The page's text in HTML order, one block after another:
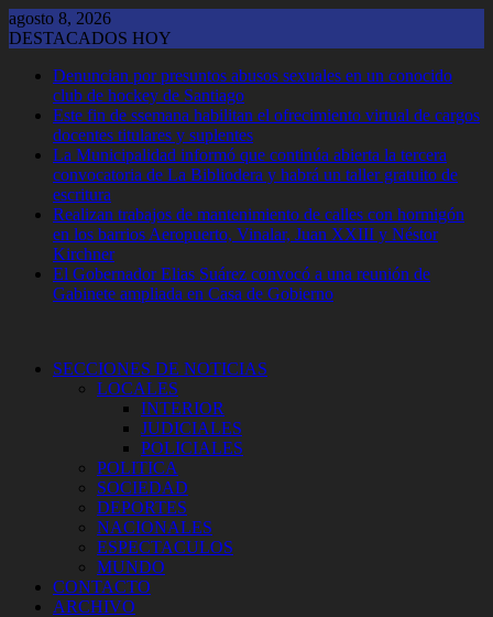
Saltar
al
agosto 8, 2026
DESTACADOS HOY
Denuncian por presuntos abusos sexuales en un conocido
club de hockey de Santiago
Este fin de ssemana habilitan el ofrecimiento virtual de cargos
docentes titulares y suplentes
La Municipalidad informó que continúa abierta la tercera
convocatoria de La Bibliodera y habrá un taller gratuito de
escritura
Realizan trabajos de mantenimiento de calles con hormigón
en los barrios Aeropuerto, Vinalar, Juan XXIII y Néstor
Kirchner
El Gobernador Elias Suárez convocó a una reunión de
Gabinete ampliada en Casa de Gobierno
SECCIONES DE NOTICIAS
LOCALES
INTERIOR
JUDICIALES
POLICIALES
POLITICA
SOCIEDAD
DEPORTES
NACIONALES
ESPECTACULOS
MUNDO
CONTACTO
ARCHIVO